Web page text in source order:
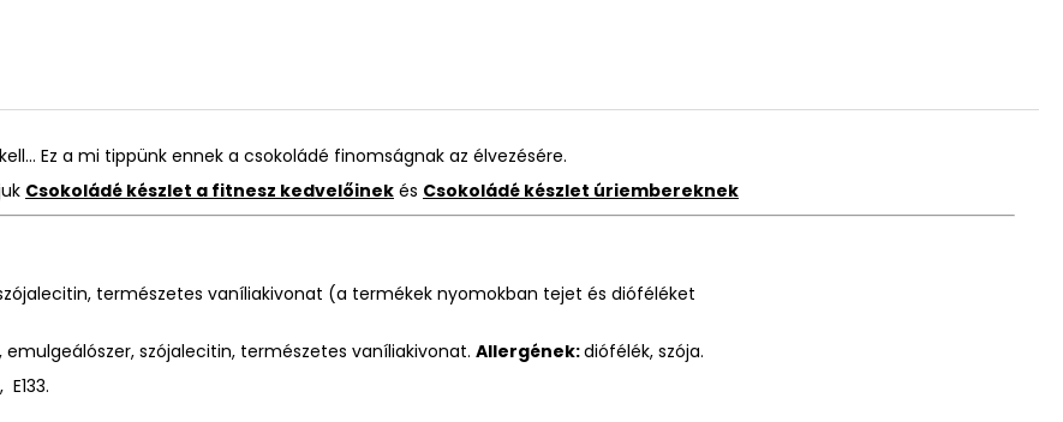
Ez a mi tippünk ennek a csokoládé finomságnak az élvezésére.
Csokoládé készlet a fitnesz kedvelőinek és Csokoládé készlet úriembereknek
természetes vaníliakivonat (a termékek nyomokban tejet és dióféléket
szójalecitin, természetes vaníliakivonat. Allergének:diófélék, szója.
E133.